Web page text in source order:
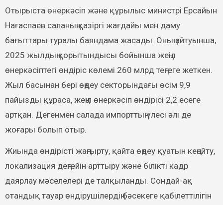
Отырыста өнеркәсіп және құрылыс министрі Ерсайын
Нағаспаев саланың қазіргі жағдайы мен даму
бағыттары туралы баяндама жасады. Оның айтуынша,
2025 жылдың қорытындысы бойынша жеңіл
өнеркәсіптегі өндіріс көлемі 260 млрд теңгеге жеткен.
Жыл басынан бері өңдеу секторындағы өсім 9,9
пайызды құраса, жеңіл өнеркәсіп өндірісі 2,2 есеге
артқан. Дегенмен салада импорттың үлесі әлі де
жоғары болып отыр.
Жиында өндірісті жаңғырту, қайта өңдеу қуатын кеңейту,
локализация деңгейін арттыру және білікті кадр
даярлау мәселелері де талқыланды. Сондай-ақ
отандық тауар өндірушілердің бәсекеге қабілеттілігін